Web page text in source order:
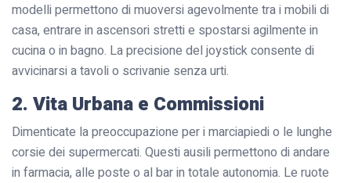
modelli permettono di muoversi agevolmente tra i mobili di
casa, entrare in ascensori stretti e spostarsi agilmente in
cucina o in bagno. La precisione del joystick consente di
avvicinarsi a tavoli o scrivanie senza urti.
2. Vita Urbana e Commissioni
Dimenticate la preoccupazione per i marciapiedi o le lunghe
corsie dei supermercati. Questi ausili permettono di andare
in farmacia, alle poste o al bar in totale autonomia. Le ruote